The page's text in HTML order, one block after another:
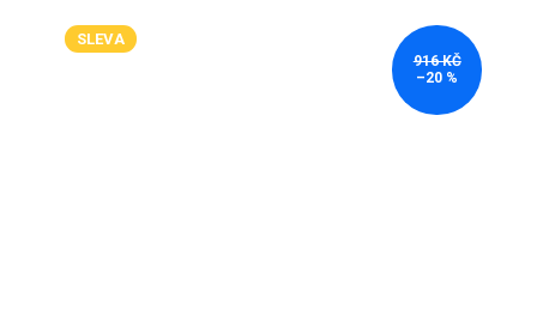
SLEVA
916 KČ
–20 %